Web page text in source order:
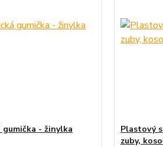
gumička - žinylka
Plastový
zuby,